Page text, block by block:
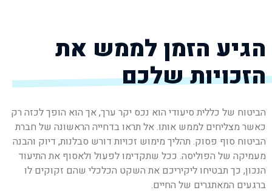
הגיע הזמן לממש את
הזכויות שלכם
הביטוח של כללית סיעודי הוא נכס יקר ערך, אך הוא הופך לכזה רק
כאשר מצליחים לממש אותו. אל תראו בדחייה הראשונה של חברת
הביטוח סוף פסוק. תהליך מימוש זכויות דורש סבלנות, דיוק והבנה
מעמיקה של הפוליסה. ככל שתקדימו לפעול ולאסוף את התיעוד
הנכון, כך תבטיחו ליקיריכם את השקט הכלכלי שהם זקוקים לו
ברגעים המאתגרים של החיים.